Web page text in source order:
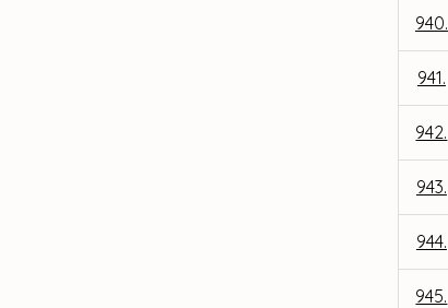
940.
941.
942.
943.
944.
945.